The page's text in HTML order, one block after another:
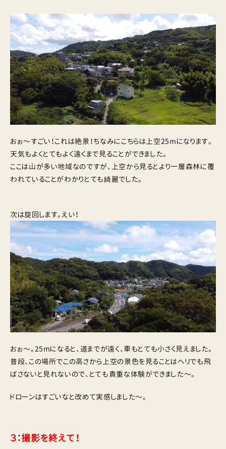
おぉ〜すごい！これは絶景！ちなみにこちらは上空25mになります。
天気もよくとてもよく遠くまで見ることができました。
ここは山が多い地域なのですが、上空から見るとより一層森林に覆
われていることがわかりとても綺麗でした。
次は旋回します。えい！
おぉ〜。25mになると、道までが遠く、車もとても小さく見えました。
普段、この場所でこの高さから上空の景色を見ることはヘリでも飛
ばさないと見れないので、とても貴重な体験ができました〜。
ドローンはすごいなと改めて実感しました〜。
３：撮影を終えて！